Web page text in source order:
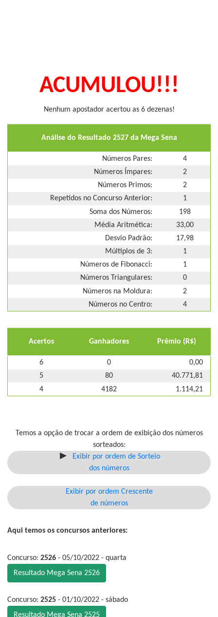
ACUMULOU!!!
Nenhum apostador acertou as 6 dezenas!
Análise do Resultado 2527 da Mega Sena
Números Pares:
4
Números Ímpares:
2
Números Primos:
2
Repetidos no Concurso Anterior:
1
Soma dos Números:
198
Média Aritmética:
33,00
Desvio Padrão:
17,98
Múltiplos de 3:
1
Números de Fibonacci:
1
Números Triangulares:
0
Números na Moldura:
2
Números no Centro:
4
Acertos Ganhadores Prêmio (R$)
6 0
0,00
5
80
40.771,81
4
4182 1.114,21
Temos a opção de trocar a ordem de exibição dos números
sorteados:
Exibir por ordem de Sorteio
dos números
Exibir por ordem Crescente
de números
Aqui temos os concursos anteriores:
Concurso: 2526 - 05/10/2022 - quarta
Resultado Mega Sena 2526
Concurso: 2525 - 01/10/2022 - sábado
Resultado Mega Sena 2525